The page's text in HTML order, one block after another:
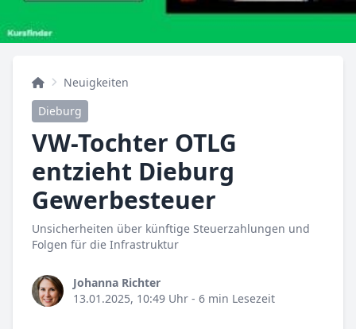
Neuigkeiten
Dieburg
VW-Tochter OTLG
entzieht Dieburg
Gewerbesteuer
Unsicherheiten über künftige Steuerzahlungen und
Folgen für die Infrastruktur
Johanna Richter
13.01.2025, 10:49 Uhr - 6 min Lesezeit